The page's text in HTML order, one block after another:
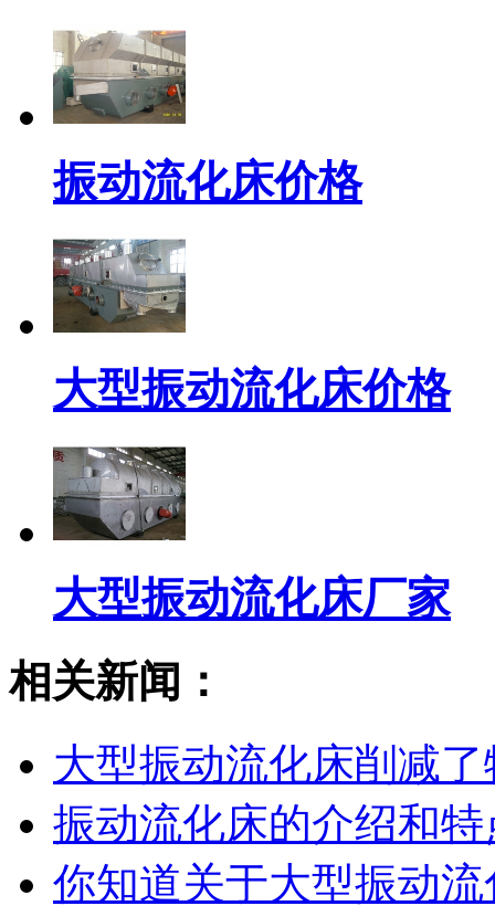
振动流化床价格
大型振动流化床价格
大型振动流化床厂家
相关新闻：
大型振动流化床削减
振动流化床的介绍和特
你知道关于大型振动